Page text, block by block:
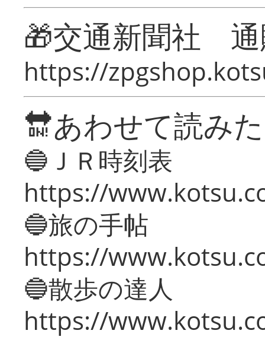
🎁交通新聞社
https://
🔛あわせて読み
🔵ＪＲ時刻表
https://
🔵旅の手帖
https://
🔵散歩の達人
https://